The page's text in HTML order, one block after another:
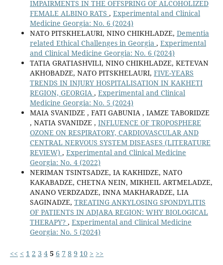
IMPAIRMENTS IN THE OFFSPRING OF ALCOHOLIZED
FEMALE ALBINO RATS , Experimental and Clinical
Medicine Georgia: No. 6 (2024)
NATO PITSKHELAURI, NINO CHIKHLADZE, Dementia
related Ethical Challenges in Georgia , Experimental
and Clinical Medicine Georgia: No. 6 (2024)
TATIA GRATIASHVILI, NINO CHIKHLADZE, KETEVAN
AKHOBADZE, NATO PITSKHELAURI, FIVE-YEARS
TRENDS IN INJURY HOSPITALISATION IN KAKHETI
REGION, GEORGIA , Experimental and Clinical
Medicine Georgia: No. 5 (2024)
MAIA SVANIDZE , FATI GABUNIA , IAMZE TABORIDZE
, NATIA SVANIDZE , INFLUENCE OF TROPOSPHERE
OZONE ON RESPIRATORY, CARDIOVASCULAR AND
CENTRAL NERVOUS SYSTEM DISEASES (LITERATURE
REVIEW) , Experimental and Clinical Medicine
Georgia: No. 4 (2022)
NERIMAN TSINTSADZE, IA KAKHIDZE, NATO
KAKABADZE, CHETNA NEIN, MIKHEIL ARTMELADZE,
ANANO VERDZADZE, INNA MAKHARADZE, LIA
SAGINADZE, TREATING ANKYLOSING SPONDYLITIS
OF PATIENTS IN ADJARA REGION: WHY BIOLOGICAL
THERAPY? , Experimental and Clinical Medicine
Georgia: No. 5 (2024)
<< < 1 2 3 4 5 6 7 8 9 10 > >>